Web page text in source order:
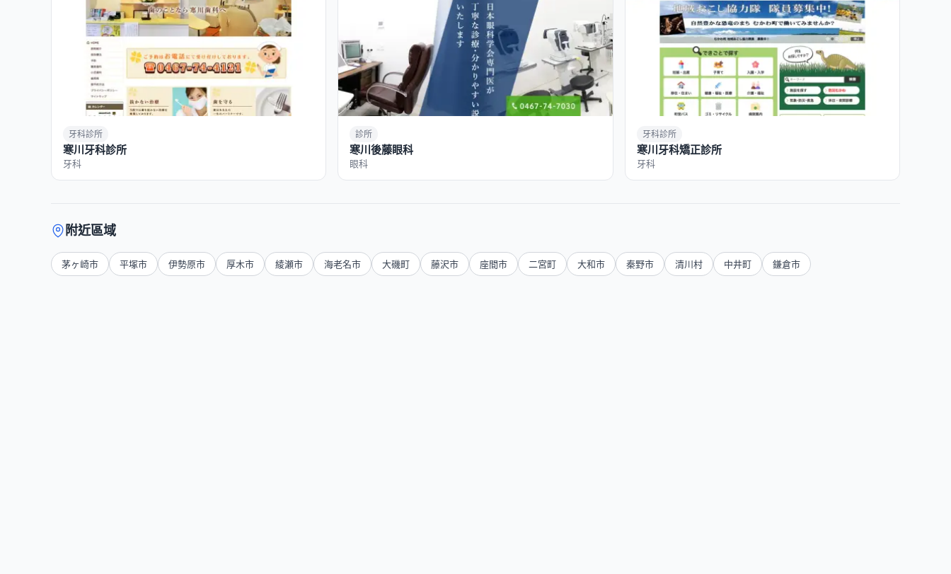
牙科診所
寒川牙科診所
牙科
診所
寒川後藤眼科
眼科
牙科診所
寒川牙科矯正診所
牙科
附近區域
茅ヶ崎市 平塚市 伊勢原市 厚木市 綾瀬市 海老名市 大磯町 藤沢市 座間市 二宮町 大和市 秦野市 清川村 中井町 鎌倉市